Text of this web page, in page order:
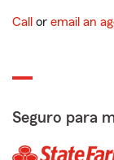
Call or email an
Seguro para